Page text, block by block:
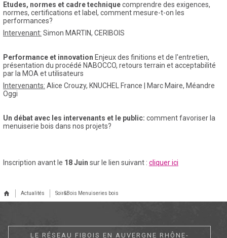
Etudes, normes et cadre techniquecomprendre des exigences,
normes, certifications et label, comment mesure-t-on les
performances?
Intervenant: Simon MARTIN, CERIBOIS
Performance et innovation Enjeux des finitions et de l'entretien,
présentation du procédé NABOCCO, retours terrain et acceptabilité
par la MOA et utilisateurs
Intervenants: Alice Crouzy, KNUCHEL France | Marc Maire, Méandre
Oggi
Un débat avec les intervenants et le public: comment favoriser la
menuiserie bois dans nos projets?
Inscription avant le 18 Juin sur le lien suivant : cliquer ici
Actualités Soir&Bois Menuiseries bois
LE RÉSEAU FIBOIS EN AUVERGNE RHÔNE-